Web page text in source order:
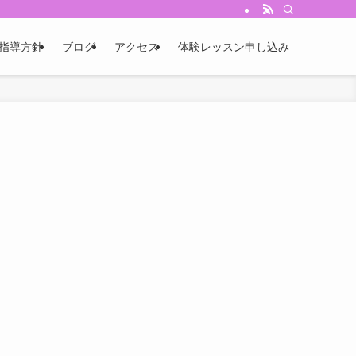
導方針 ブログ アクセス 体験レッスン申し込み